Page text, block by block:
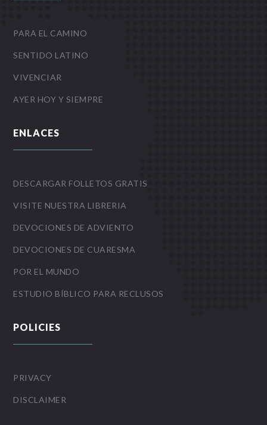
PARA EL CAMINO
SENTIDO LATINO
VIVENCIAR
AYER HOY Y SIEMPRE
ENLACES
DESCARGAR FOLLETOS GRATIS
VISITE NUESTRA LIBRERIA
DEVOCIONES DE ADVIENTO
DEVOCIONES DE CUARESMA
POR EL MUNDO
ESTUDIO BÍBLICO PARA RECLUSOS
POLICIES
PRIVACY
DISCLAIMER